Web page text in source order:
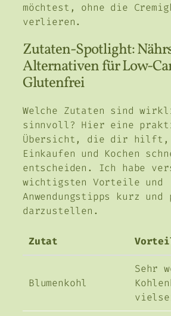
möchtest, ohne die
verlieren.
Zutaten-Spotlight:
Alternativen für Low-
Glutenfrei
Welche Zutaten sind
sinnvoll? Hier eine
Übersicht, die dir hilft,
Einkaufen und Kochen
entscheiden. Ich habe
wichtigsten Vorteile und
Anwendungstipps kurz und
darzustellen.
Zutat
Blumenkohl
Sehr